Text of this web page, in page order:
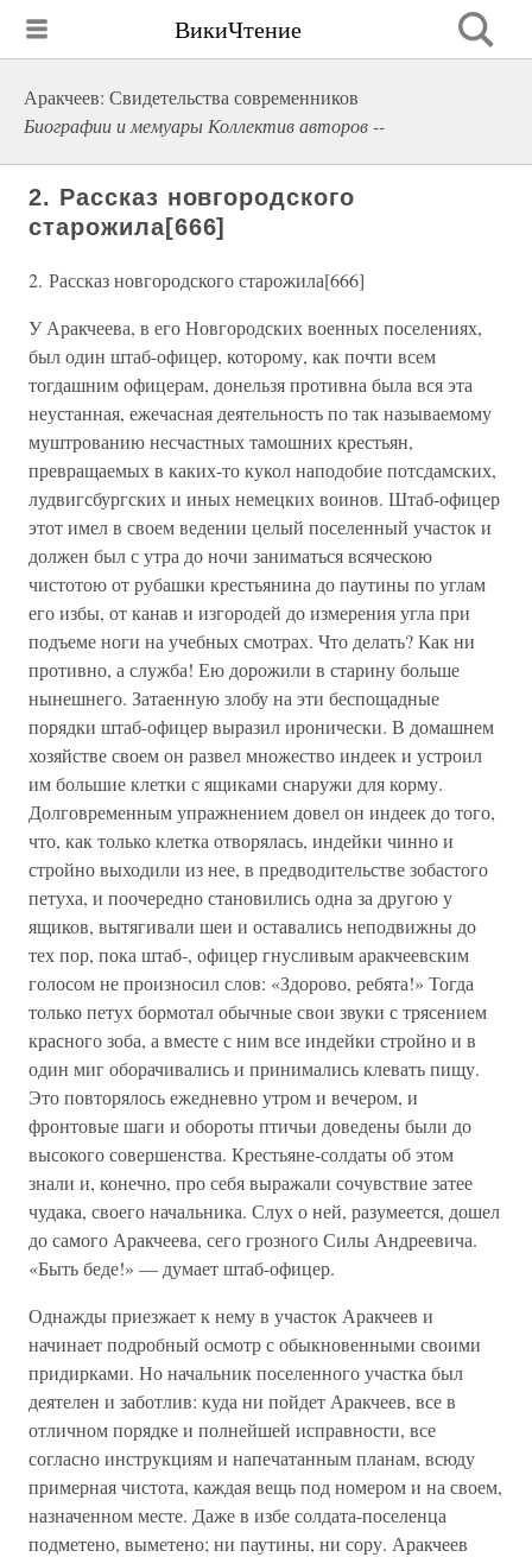
ВикиЧтение
Аракчеев: Свидетельства современников
Биографии и мемуары Коллектив авторов --
2. Рассказ новгородского
старожила[666]
2. Рассказ новгородского старожила[666]
У Аракчеева, в его Новгородских военных поселениях,
был один штаб-офицер, которому, как почти всем
тогдашним офицерам, донельзя противна была вся эта
неустанная, ежечасная деятельность по так называемому
муштрованию несчастных тамошних крестьян,
превращаемых в каких-то кукол наподобие потсдамских,
лудвигсбургских и иных немецких воинов. Штаб-офицер
этот имел в своем ведении целый поселенный участок и
должен был с утра до ночи заниматься всяческою
чистотою от рубашки крестьянина до паутины по углам
его избы, от канав и изгородей до измерения угла при
подъеме ноги на учебных смотрах. Что делать? Как ни
противно, а служба! Ею дорожили в старину больше
нынешнего. Затаенную злобу на эти беспощадные
порядки штаб-офицер выразил иронически. В домашнем
хозяйстве своем он развел множество индеек и устроил
им большие клетки с ящиками снаружи для корму.
Долговременным упражнением довел он индеек до того,
что, как только клетка отворялась, индейки чинно и
стройно выходили из нее, в предводительстве зобастого
петуха, и поочередно становились одна за другою у
ящиков, вытягивали шеи и оставались неподвижны до
тех пор, пока штаб-, офицер гнусливым аракчеевским
голосом не произносил слов: «Здорово, ребята!» Тогда
только петух бормотал обычные свои звуки с трясением
красного зоба, а вместе с ним все индейки стройно и в
один миг оборачивались и принимались клевать пищу.
Это повторялось ежедневно утром и вечером, и
фронтовые шаги и обороты птичьи доведены были до
высокого совершенства. Крестьяне-солдаты об этом
знали и, конечно, про себя выражали сочувствие затее
чудака, своего начальника. Слух о ней, разумеется, дошел
до самого Аракчеева, сего грозного Силы Андреевича.
«Быть беде!» — думает штаб-офицер.
Однажды приезжает к нему в участок Аракчеев и
начинает подробный осмотр с обыкновенными своими
придирками. Но начальник поселенного участка был
деятелен и заботлив: куда ни пойдет Аракчеев, все в
отличном порядке и полнейшей исправности, все
согласно инструкциям и напечатанным планам, всюду
примерная чистота, каждая вещь под номером и на своем,
назначенном месте. Даже в избе солдата-поселенца
подметено, выметено; ни паутины, ни сору. Аракчеев